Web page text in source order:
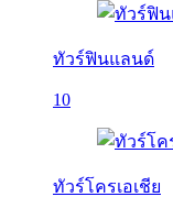
ทัวร์ฟินแลนด์
10
ทัวร์โครเอเชีย